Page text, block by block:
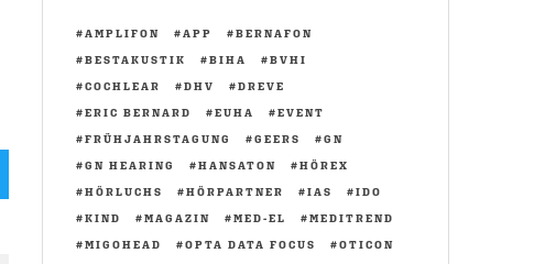
AMPLIFON APP
BERNAFON
BESTAKUSTIK
BIHA
BVHI
COCHLEAR
DHV
DREVE
ERIC BERNARD
EUHA
EVENT
FRÜHJAHRSTAGUNG
GEERS
GN
GN HEARING
HANSATON
HÖREX
HÖRLUCHS
HÖRPARTNER IAS
IDO
KIND
MAGAZIN MED-EL
MEDITREND
MIGOHEAD
OPTA DATA FOCUS
OTICON